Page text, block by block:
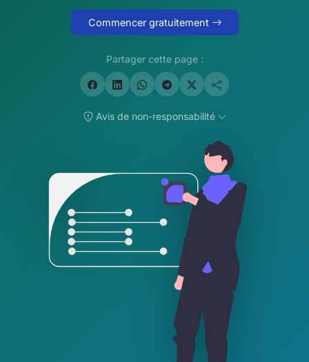
Commencer gratuitement
Partager cette page :
Avis de non-responsabilité